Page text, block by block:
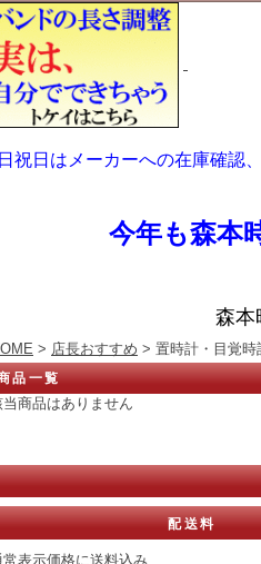
祝日はメーカーへの在庫確認
今年も森本
森本
> 店長おすすめ > 置時計・目覚時
品一覧
当商品はありません
配送料
常表示価格に送料込み